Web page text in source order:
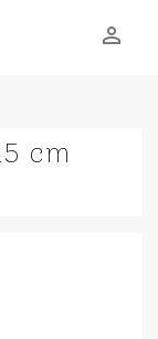
person_outline
cm